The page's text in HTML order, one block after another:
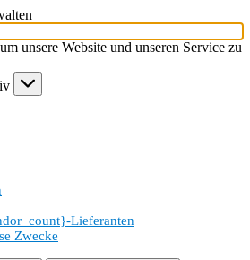
unsere Website und unseren Service zu
Lieferanten
Zwecke